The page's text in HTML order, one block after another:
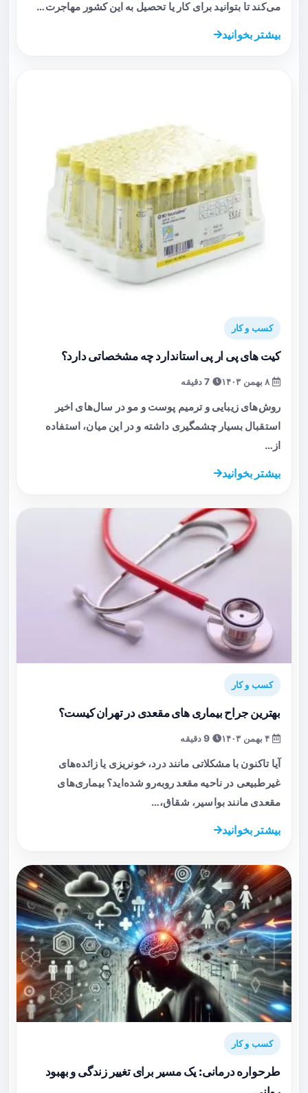
می‌کند تا بتوانید برای کار یا تحصیل به این کشور مهاجرت…
بیشتر بخوانید
کسب و کار
کیت های پی ار پی استاندارد چه مشخصاتی دارد؟
روش‌های زیبایی و ترمیم پوست و مو در سال‌های اخیر
استقبال بسیار چشمگیری داشته و در این میان، استفاده
از…
بیشتر بخوانید
کسب و کار
بهترین جراح بیماری های مقعدی در تهران کیست؟
آیا تاکنون با مشکلاتی مانند درد، خونریزی یا زائده‌های
غیرطبیعی در ناحیه مقعد روبه‌رو شده‌اید؟ بیماری‌های
مقعدی مانند بواسیر، شقاق،…
بیشتر بخوانید
کسب و کار
طرحواره درمانی: یک مسیر برای تغییر زندگی و بهبود